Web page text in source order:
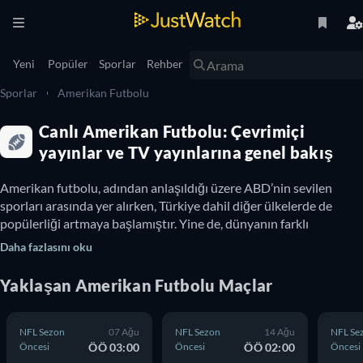
Yeni Popüler Sporlar Rehber
Sporlar Amerikan Futbolu
Canlı Amerikan Futbolu: Çevrimiçi
yayınlar ve TV yayınlarına genel bakış
Amerikan futbolu, adından anlaşıldığı üzere ABD’nin sevilen
sporları arasında yer alırken, Türkiye dahil diğer ülkelerde de
popülerliği artmaya başlamıştır. Yine de, dünyanın farklı
yerlerinde farklı dönemlerde gerçekleşen maçları veya kupaları
Amerikan futbolu rehberi sayesinde hiç çaba sarf etmeden tüm
Türkiye’de Amerikan futbolunu nereden
izleyebilirim?
Daha fazlasını oku
Yaklaşan Amerikan Futbolu Maçlar
NFL Sezon
Öncesi
07 Ağu
ÖÖ 03:00
NFL Sezon
Öncesi
14 Ağu
ÖÖ 02:00
NFL
Öncesi